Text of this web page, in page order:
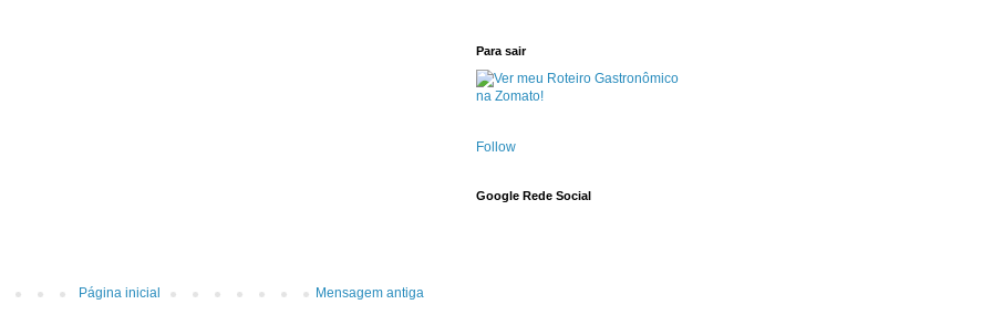
Mensagem antiga
Página inicial
Para sair
Follow
Google Rede Social